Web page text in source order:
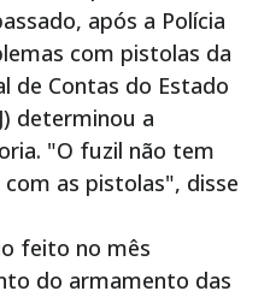
após a Polícia
com pistolas da
de Contas do Estado
determinou a
"O fuzil não tem
as pistolas", disse
feito no mês
do armamento das